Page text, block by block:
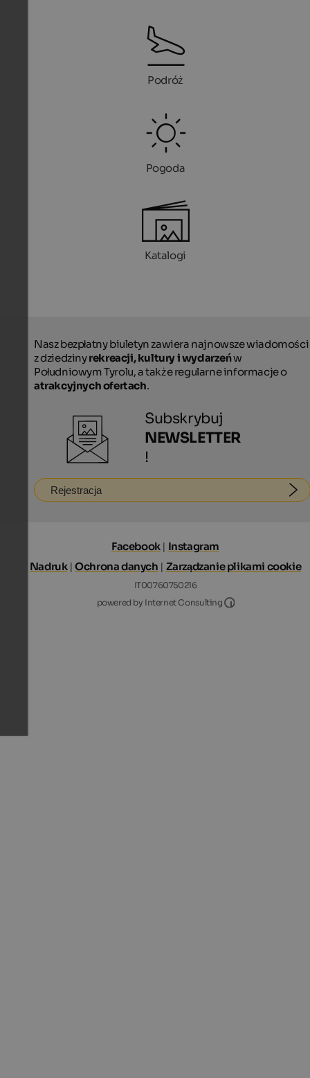
Podróż
Pogoda
Katalogi
Nasz bezpłatny biuletyn zawiera najnowsze wiadomości
z dziedzinyrekreacji, kultury i wydarzeńw
Południowym Tyrolu, a także regularne informacje o
atrakcyjnych ofertach.
Subskrybuj
NEWSLETTER
!
Rejestracja
Facebook | Instagram
Nadruk |Ochrona danych | Zarządzanie plikami cookie
IT00760750216
powered by Internet Consulting
Internet